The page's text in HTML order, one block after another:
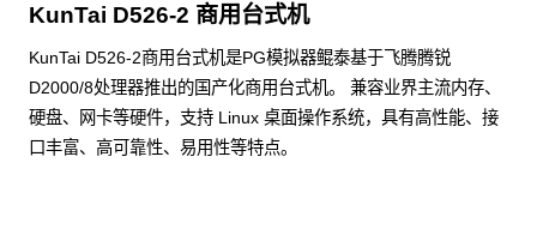
KunTai D526-2 商用台式机
KunTai D526-2商用台式机是PG模拟器鲲泰基于飞腾腾锐
D2000/8处理器推出的国产化商用台式机。 兼容业界主流内存、
硬盘、网卡等硬件，支持 Linux 桌面操作系统，具有高性能、接
口丰富、高可靠性、易用性等特点。